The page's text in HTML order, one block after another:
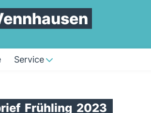
Service
Frühling 2023